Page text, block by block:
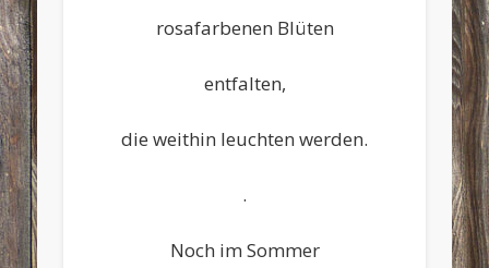
rosafarbenen Blüten
entfalten,
die weithin leuchten werden.
.
Noch im Sommer